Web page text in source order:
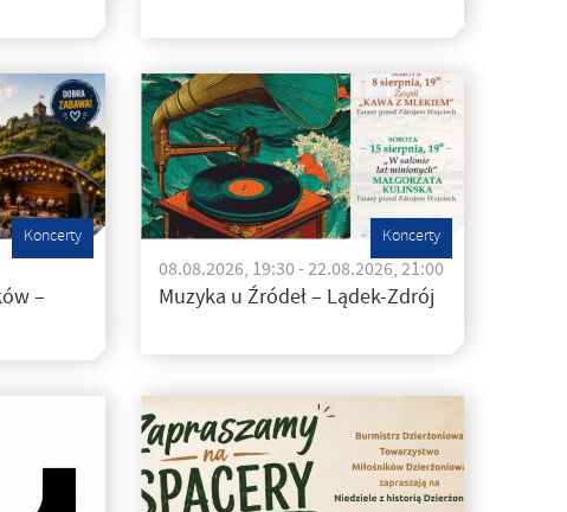
Koncerty
–
Koncerty
08.08.2026, 19:30 - 22.08.2026, 21:00
Muzyka u Źródeł – Lądek-Zdrój